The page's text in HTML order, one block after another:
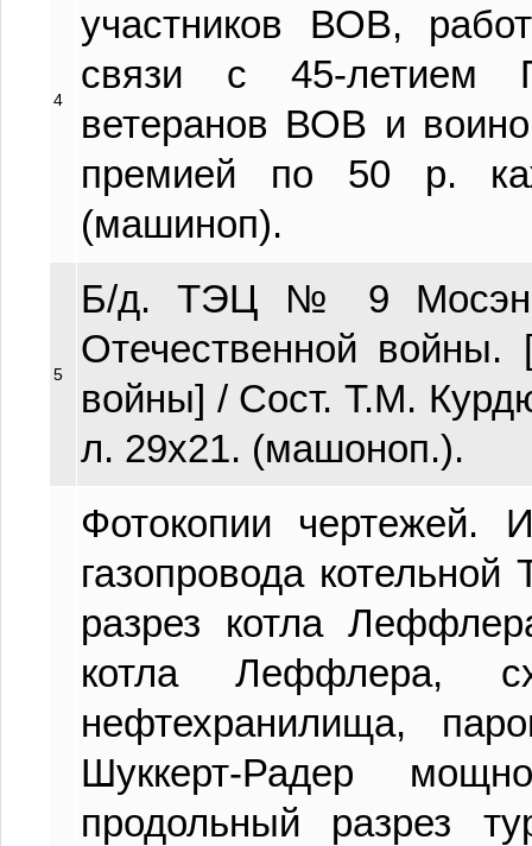
4
участников ВОВ,
связи с 45-летием
ветеранов ВОВ и
премией по 50 р.
(машиноп).
5
Б/д. ТЭЦ № 9
Отечественной войны.
войны] / Сост. Т.М.
л. 29х21. (машоноп.).
Фотокопии чертежей.
газопровода
разрез котла
котла Леффлера,
нефтехранилища,
Шуккерт-Радер
продольный разрез